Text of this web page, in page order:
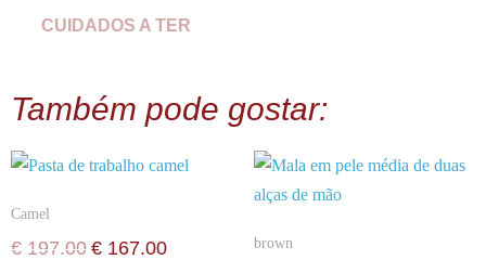
CUIDADOS A TER
Também pode gostar:
Camel
€ 197.00 € 167.00 brown